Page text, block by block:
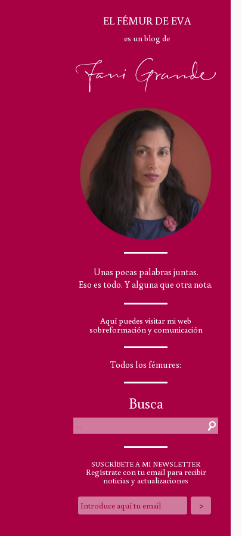
EL FÉMUR DE EVA
es un blog de
Unas pocas palabras juntas.
Eso es todo. Y alguna que otra nota.
Aquí puedes visitar mi web
sobreformación y comunicación
Todos los fémures:
Busca
SUSCRÍBETE A MI NEWSLETTER
Regístrate con tu email para recibir
noticias y actualizaciones